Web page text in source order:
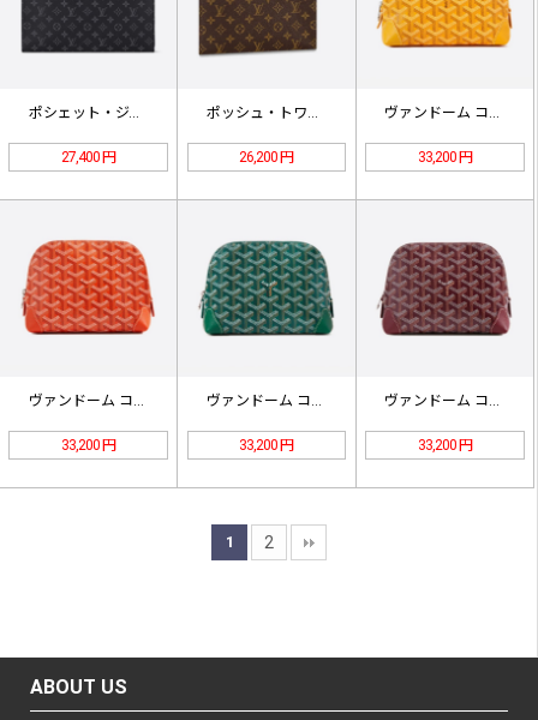
ポシェット・ジュール M82074
27,400 円 26,200 円 33,200 円
ヴァンドーム コスメポーチ カラー-…
33,200 円
ヴァンドーム コスメポーチ カラー-…
33,200 円
ヴァンドーム コスメポーチ カラー-…
33,200 円
1 2
ABOUT US